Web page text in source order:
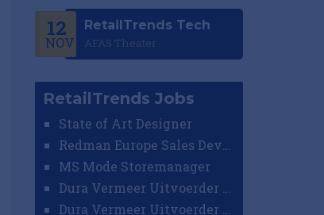
12
NOV
RetailTrends Tech
AFAS Theater
RetailTrends Jobs
State of Art Designer
MS Mode Storemanager